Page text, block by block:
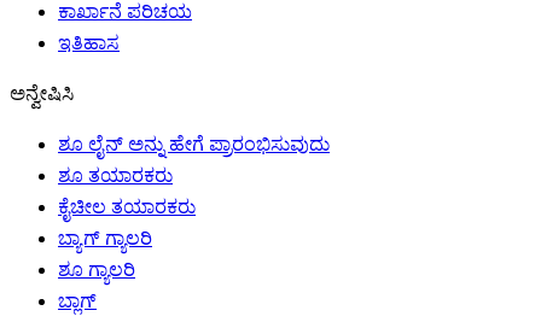
ಕಾರ್ಖಾನೆ ಪರಿಚಯ
ಇತಿಹಾಸ
ಅನ್ವೇಷಿಸಿ
ಶೂ ಲೈನ್ ಅನ್ನು ಹೇಗೆ ಪ್ರಾರಂಭಿಸುವುದು
ಶೂ ತಯಾರಕರು
ಕೈಚೀಲ ತಯಾರಕರು
ಬ್ಯಾಗ್ ಗ್ಯಾಲರಿ
ಶೂ ಗ್ಯಾಲರಿ
ಬ್ಲಾಗ್